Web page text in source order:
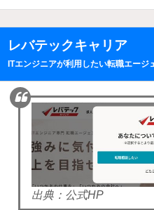
レバテックキャリア
ITエンジニアが利用したい転職エージ
出典：公式HP